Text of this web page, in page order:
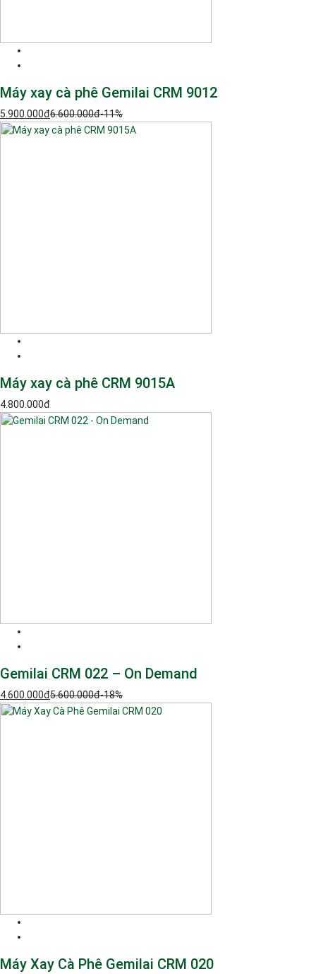
Máy xay cà phê Gemilai CRM 9012
5.900.000đ6.600.000đ-11%
Máy xay cà phê CRM 9015A
4.800.000đ
Gemilai CRM 022 – On Demand
4.600.000đ5.600.000đ-18%
Máy Xay Cà Phê Gemilai CRM 020